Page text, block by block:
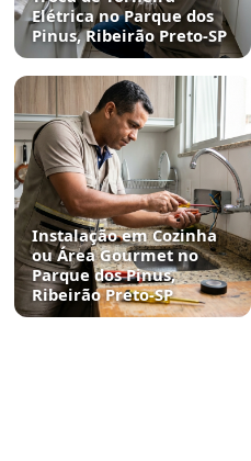
Elétrica no Parque dos
Pinus, Ribeirão Preto‑SP
Instalação em Cozinha
ou Área Gourmet no
Parque dos Pinus,
Ribeirão Preto‑SP